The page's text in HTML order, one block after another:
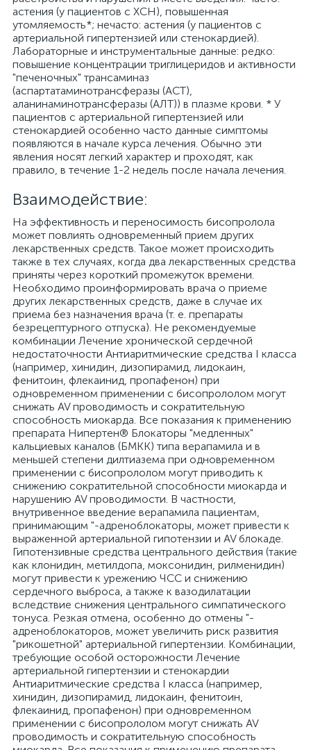
астения (у пациентов с ХСН), повышенная
утомляемость*; нечасто: астения (у пациентов с
артериальной гипертензией или стенокардией).
Лабораторные и инструментальные данные: редко:
повышение концентрации триглицеридов и активности
"печеночных" трансаминаз
(аспартатаминотрансферазы (ACT),
аланинаминотрансферазы (АЛТ)) в плазме крови. * У
пациентов с артериальной гипертензией или
стенокардией особенно часто данные симптомы
появляются в начале курса лечения. Обычно эти
явления носят легкий характер и проходят, как
правило, в течение 1-2 недель после начала лечения.
Взаимодействие:
На эффективность и переносимость бисопролола
может повлиять одновременный прием других
лекарственных средств. Такое может происходить
также в тех случаях, когда два лекарственных средства
приняты через короткий промежуток времени.
Необходимо проинформировать врача о приеме
других лекарственных средств, даже в случае их
приема без назначения врача (т. е. препараты
безрецептурного отпуска). Не рекомендуемые
комбинации Лечение хронической сердечной
недостаточности Антиаритмические средства I класса
(например, хинидин, дизопирамид, лидокаин,
фенитоин, флекаинид, пропафенон) при
одновременном применении с бисопрололом могут
снижать AV проводимость и сократительную
способность миокарда. Все показания к применению
препарата Нипертен® Блокаторы "медленных"
кальциевых каналов (БМКК) типа верапамила и в
меньшей степени дилтиазема при одновременном
применении с бисопрололом могут приводить к
снижению сократительной способности миокарда и
нарушению AV проводимости. В частности,
внутривенное введение верапамила пациентам,
принимающим "-адреноблокаторы, может привести к
выраженной артериальной гипотензии и AV блокаде.
Гипотензивные средства центрального действия (такие
как клонидин, метилдопа, моксонидин, рилменидин)
могут привести к урежению ЧСС и снижению
сердечного выброса, а также к вазодилатации
вследствие снижения центрального симпатического
тонуса. Резкая отмена, особенно до отмены "-
адреноблокаторов, может увеличить риск развития
"рикошетной" артериальной гипертензии. Комбинации,
требующие особой осторожности Лечение
артериальной гипертензии и стенокардии
Антиаритмические средства I класса (например,
хинидин, дизопирамид, лидокаин, фенитоин,
флекаинид, пропафенон) при одновременном
применении с бисопрололом могут снижать AV
проводимость и сократительную способность